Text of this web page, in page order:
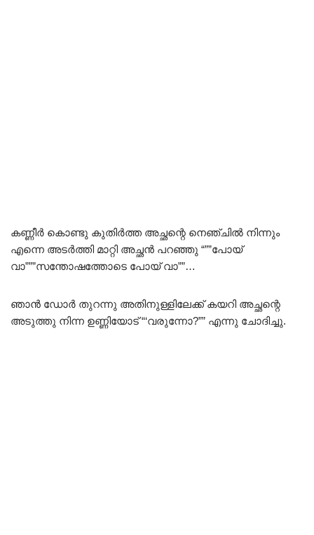
കണ്ണീർ കൊണ്ടു കുതിർത്ത അച്ഛന്റെ നെഞ്ചിൽ നിന്നും
എന്നെ അടർത്തി മാറ്റി അച്ഛൻ പറഞ്ഞു “””പോയ്‌
വാ”””സന്തോഷത്തോടെ പോയ്‌ വാ””…
ഞാൻ ഡോർ തുറന്നു അതിനുള്ളിലേക്ക് കയറി അച്ഛന്റെ
അടുത്തു നിന്ന ഉണ്ണിയോട് “‘വരുന്നോ?”” എന്നു ചോദിച്ചു.